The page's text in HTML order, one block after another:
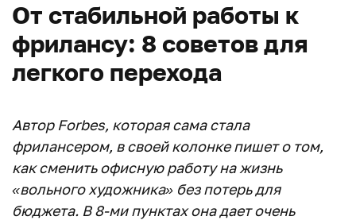
От стабильной работы к
фрилансу: 8 советов для
легкого перехода
Автор Forbes, которая сама стала
фрилансером, в своей колонке пишет о том,
как сменить офисную работу на жизнь
«вольного художника» без потерь для
бюджета. В 8-ми пунктах она дает очень